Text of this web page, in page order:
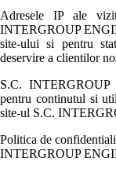
Adresele IP ale
INTERGROUP
site-ului si pentru
deservire a clientilor
S.C. INTERGROUP
pentru continutul si
site-ul S.C.
Politica de
INTERGROUP